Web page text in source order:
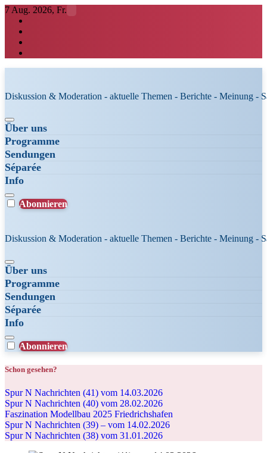
Zum
Inhalt
springen
7 Aug. 2026, Fr.
Diskussion & Moderation - aktuelle Themen - Berichte - Meinung -
Über uns
Programme
Sendungen
Séparée
Info
Abonnieren
Diskussion & Moderation - aktuelle Themen - Berichte - Meinung -
Über uns
Programme
Sendungen
Séparée
Info
Abonnieren
Schon gesehen?
Spur N Nachrichten (41) vom 14.03.2026
Spur N Nachrichten (40) vom 28.02.2026
Faszination Modellbau 2025 Friedrichshafen
Spur N Nachrichten (39) – vom 14.02.2026
Spur N Nachrichten (38) vom 31.01.2026